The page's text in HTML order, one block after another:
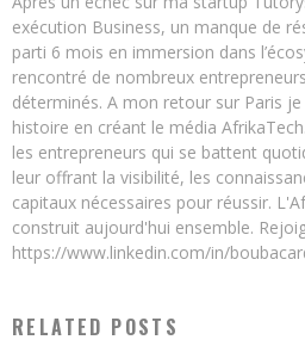
exécution Business, un manque de
parti 6 mois en immersion dans
rencontré de nombreux
déterminés. A mon retour sur Paris
histoire en créant le média
les entrepreneurs qui se battent
leur offrant la visibilité, les
capitaux nécessaires pour réussir.
construit aujourd'hui ensemble.
https://www.linkedin.com/in/
RELATED POSTS